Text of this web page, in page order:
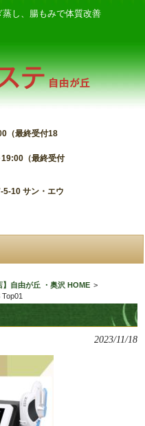
し、腸もみで体質改善
（最終受付18
19:00（最終受付
5-10 サン・エウ
】自由が丘 ・奥沢 HOME >
Top01
2023/11/18